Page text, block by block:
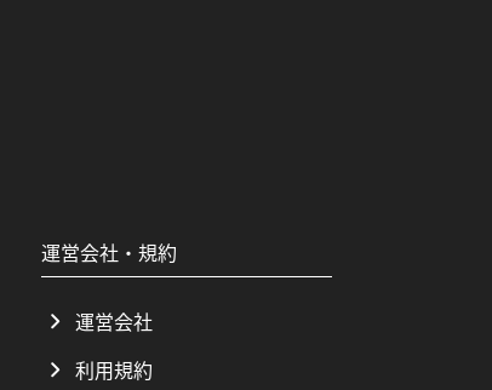
運営会社・規約
運営会社
利用規約